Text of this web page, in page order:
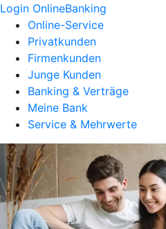
Login OnlineBanking
Online-Service
Privatkunden
Firmenkunden
Junge Kunden
Banking & Verträge
Meine Bank
Service & Mehrwerte